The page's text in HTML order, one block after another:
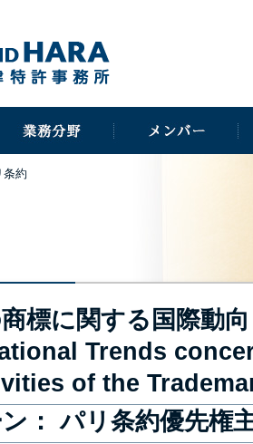
条約
商標に関する国際
Trends
of the
： パリ条約優先権